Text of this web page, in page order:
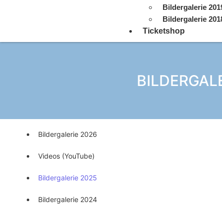
Bildergalerie
Bildergalerie
Ticketshop
Bildergalerie 2026
Videos (YouTube)
Bildergalerie 2025
Bildergalerie 2024